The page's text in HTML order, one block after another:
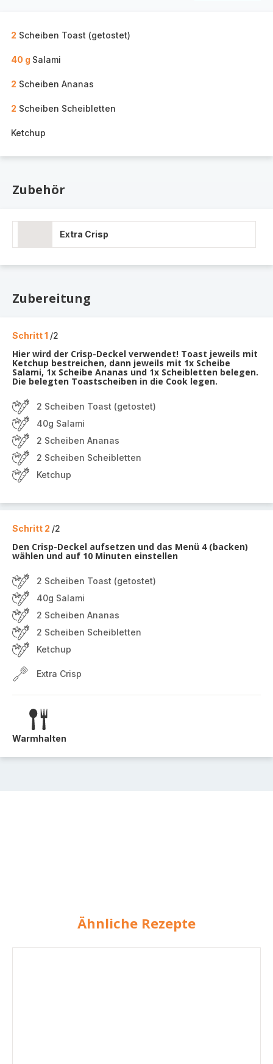
2 Scheiben Toast (getostet)
40 g Salami
2 Scheiben Ananas
2 Scheiben Scheibletten
Ketchup
Zubehör
Extra Crisp
Zubereitung
Schritt 1 /2
Hier wird der Crisp-Deckel verwendet! Toast jeweils mit
Ketchup bestreichen, dann jeweils mit 1x Scheibe
Salami, 1x Scheibe Ananas und 1x Scheibletten belegen.
Die belegten Toastscheiben in die Cook legen.
2 Scheiben Toast (getostet)
40g Salami
2 Scheiben Ananas
2 Scheiben Scheibletten
Ketchup
Schritt 2 /2
Den Crisp-Deckel aufsetzen und das Menü 4 (backen)
wählen und auf 10 Minuten einstellen
2 Scheiben Toast (getostet)
40g Salami
2 Scheiben Ananas
2 Scheiben Scheibletten
Ketchup
Extra Crisp
Warmhalten
Ähnliche Rezepte